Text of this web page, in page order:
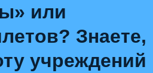
или
Знаете,
учреждений